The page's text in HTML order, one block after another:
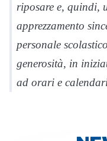
riposare e, quindi,
apprezzamento
personale
generosità, in
ad orari e